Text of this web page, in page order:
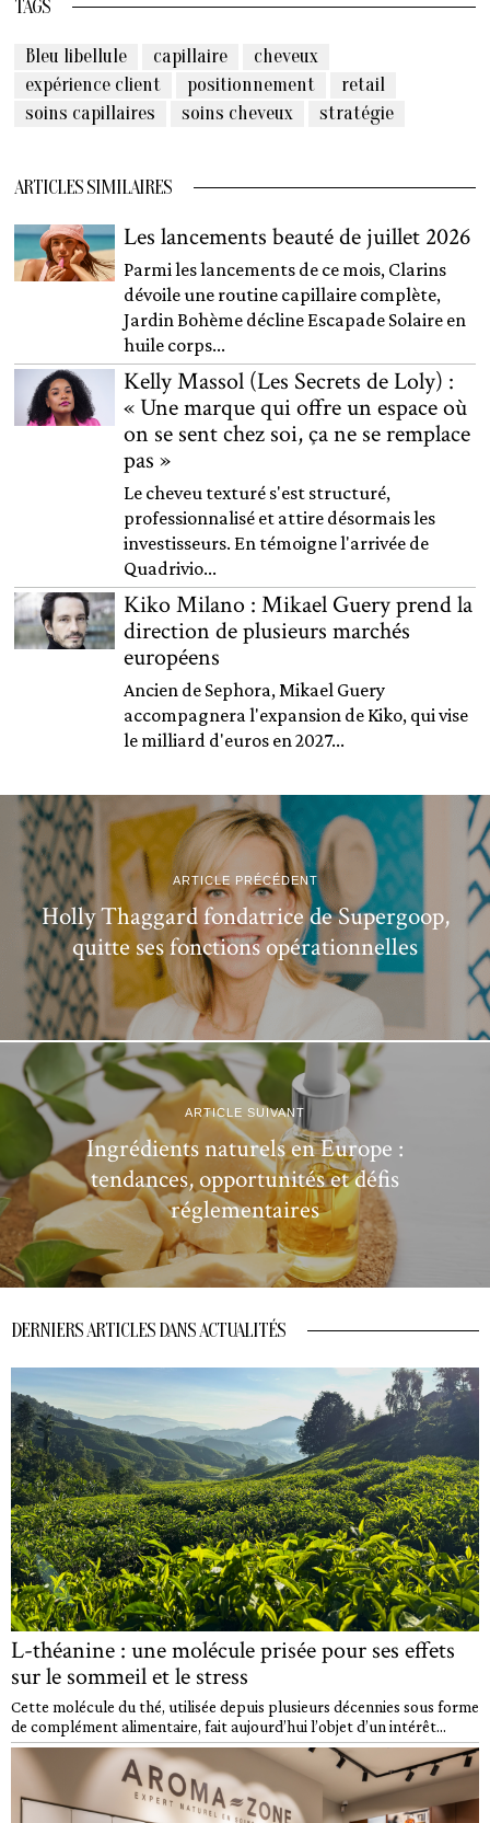
TAGS
Bleu libellule capillaire
cheveux
expérience client
positionnement
retail
soins capillaires
soins cheveux stratégie
ARTICLES SIMILAIRES
Les lancements beauté de juillet 2026
Parmi les lancements de ce mois, Clarins
dévoile une routine capillaire complète,
Jardin Bohème décline Escapade Solaire en
huile corps...
Kelly Massol (Les Secrets de Loly) :
« Une marque qui offre un espace où
on se sent chez soi, ça ne se remplace
pas »
Le cheveu texturé s'est structuré,
professionnalisé et attire désormais les
investisseurs. En témoigne l'arrivée de
Quadrivio...
Kiko Milano : Mikael Guery prend la
direction de plusieurs marchés
européens
Ancien de Sephora, Mikael Guery
accompagnera l'expansion de Kiko, qui vise
le milliard d'euros en 2027...
ARTICLE PRÉCÉDENT
Holly Thaggard fondatrice de Supergoop,
quitte ses fonctions opérationnelles
ARTICLE SUIVANT
Ingrédients naturels en Europe :
tendances, opportunités et défis
réglementaires
DERNIERS ARTICLES DANS ACTUALITÉS
L-théanine : une molécule prisée pour ses effets
sur le sommeil et le stress
Cette molécule du thé, utilisée depuis plusieurs décennies sous forme
de complément alimentaire, fait aujourd’hui l’objet d’un intérêt...